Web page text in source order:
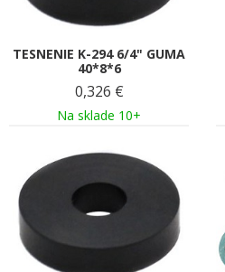
TESNENIE K-294 6/4" GUMA
40*8*6
0,326 €
Na sklade 10+